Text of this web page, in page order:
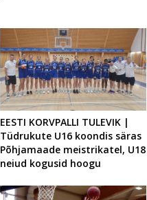
EESTI KORVPALLI TULEVIK |
Tüdrukute U16 koondis säras
Põhjamaade meistrikatel, U18
neiud kogusid hoogu